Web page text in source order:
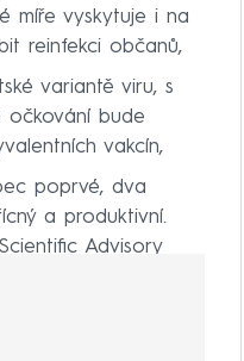
míře vyskytuje i na
reinfekci občanů,
variantě viru, s
očkování bude
vakcín,
poprvé, dva
a produktivní.
Advisory